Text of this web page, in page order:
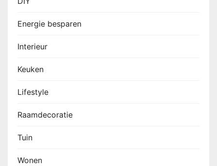
Energie besparen
Interieur
Keuken
Lifestyle
Raamdecoratie
Tuin
Wonen